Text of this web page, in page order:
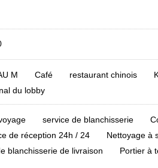
M Café restaurant chinois
du lobby
service de blanchisserie
de réception 24h / 24 Nettoyage à
blanchisserie de livraison Portier à